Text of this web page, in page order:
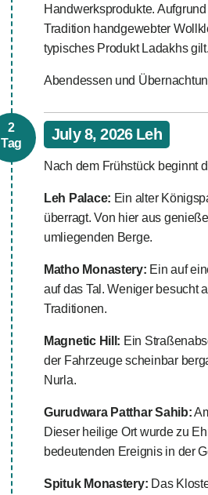
Handwerksprodukte.
Tradition handgewebter
typisches Produkt Ladakhs gilt.
Abendessen und
2
Tag
July 8, 2026 Leh
Nach dem Frühstück beginnt
Leh Palace: Ein alter
überragt. Von hier aus
umliegenden Berge.
Matho Monastery: Ein auf
auf das Tal. Weniger besucht
Traditionen.
Magnetic Hill: Ein
der Fahrzeuge scheinbar
Nurla.
Gurudwara Patthar Sahib:
Dieser heilige Ort wurde zu
bedeutenden Ereignis in der
Spituk Monastery: Das